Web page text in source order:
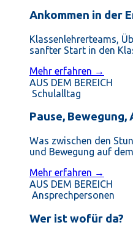
Ankommen in der
Klassenlehrerteams,
sanfter Start in den
Mehr erfahren →
AUS DEM BEREICH
Schulalltag
Pause, Bewegung,
Was zwischen den
und Bewegung auf
Mehr erfahren →
AUS DEM BEREICH
Ansprechpersonen
Wer ist wofür da?